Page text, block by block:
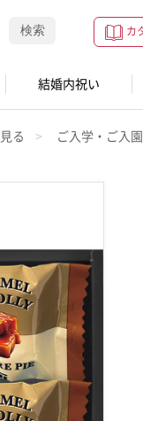
カ
検索
結婚内祝い
る ご入学・ご入